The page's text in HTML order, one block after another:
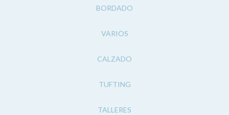
BORDADO
VARIOS
CALZADO
TUFTING
TALLERES